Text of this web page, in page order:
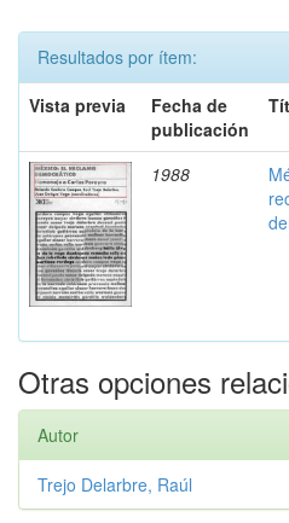
Resultados por ítem:
Vista previa
Fecha de
publicación
1988
Otras opciones
Autor
Trejo Delarbre, Raúl